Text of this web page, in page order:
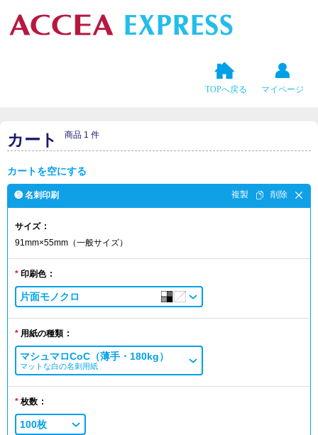
TOPへ戻る マイページ
カート 商品 1 件
カートを空にする
❺ 名刺印刷
サイズ
91mm×55mm（一般サイズ）
印刷色
片面モノクロ
用紙の種類
マシュマロCoC（薄手・180kg）
マットな白の名刺用紙
枚数
100枚